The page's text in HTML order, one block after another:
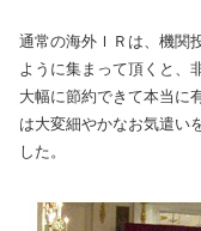
通常の海外ＩＲは、機関
ように集まって頂くと、
大幅に節約できて本当に
は大変細やかなお気遣い
した。